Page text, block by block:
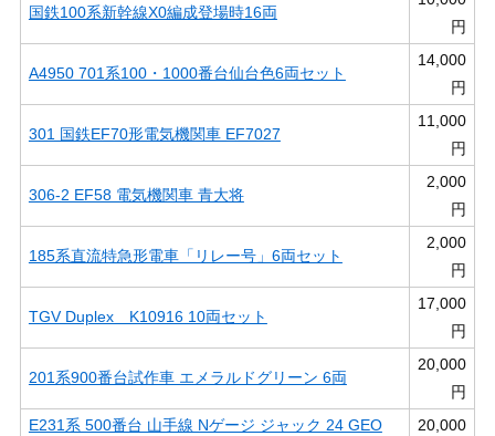
国鉄100系新幹線X0編成登場時16両
円
A4950 701系100・1000番台仙台色6両セット
14,000
円
301 国鉄EF70形電気機関車 EF7027
11,000
円
306-2 EF58 電気機関車 青大将
2,000
円
185系直流特急形電車「リレー号」6両セット
2,000
円
TGV Duplex K10916 10両セット
17,000
円
201系900番台試作車 エメラルドグリーン 6両
20,000
円
E231系 500番台 山手線 Nゲージ ジャック 24 GEO
20,000